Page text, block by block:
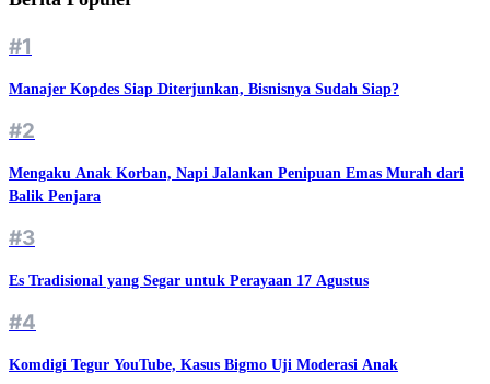
#1
Manajer Kopdes Siap Diterjunkan, Bisnisnya Sudah Siap?
#2
Mengaku Anak Korban, Napi Jalankan Penipuan Emas Murah dari
Balik Penjara
#3
Es Tradisional yang Segar untuk Perayaan 17 Agustus
#4
Komdigi Tegur YouTube, Kasus Bigmo Uji Moderasi Anak